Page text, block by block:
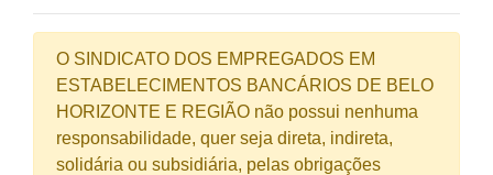
O SINDICATO DOS EMPREGADOS EM
ESTABELECIMENTOS BANCÁRIOS DE BELO
HORIZONTE E REGIÃO não possui nenhuma
responsabilidade, quer seja direta, indireta,
solidária ou subsidiária, pelas obrigações